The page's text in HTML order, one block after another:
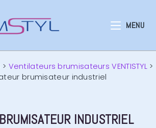
MENU
> Ventilateurs brumisateurs VENTISTYL >
brumisateur industriel
INDUSTRIEL​